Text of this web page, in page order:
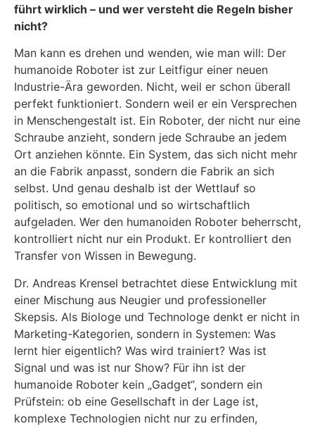
führt wirklich – und wer versteht die Regeln bisher
nicht?
Man kann es drehen und wenden, wie man will: Der
humanoide Roboter ist zur Leitfigur einer neuen
Industrie-Ära geworden. Nicht, weil er schon überall
perfekt funktioniert. Sondern weil er ein Versprechen
in Menschengestalt ist. Ein Roboter, der nicht nur eine
Schraube anzieht, sondern jede Schraube an jedem
Ort anziehen könnte. Ein System, das sich nicht mehr
an die Fabrik anpasst, sondern die Fabrik an sich
selbst. Und genau deshalb ist der Wettlauf so
politisch, so emotional und so wirtschaftlich
aufgeladen. Wer den humanoiden Roboter beherrscht,
kontrolliert nicht nur ein Produkt. Er kontrolliert den
Transfer von Wissen in Bewegung.
Dr. Andreas Krensel betrachtet diese Entwicklung mit
einer Mischung aus Neugier und professioneller
Skepsis. Als Biologe und Technologe denkt er nicht in
Marketing-Kategorien, sondern in Systemen: Was
lernt hier eigentlich? Was wird trainiert? Was ist
Signal und was ist nur Show? Für ihn ist der
humanoide Roboter kein „Gadget“, sondern ein
Prüfstein: ob eine Gesellschaft in der Lage ist,
komplexe Technologien nicht nur zu erfinden,